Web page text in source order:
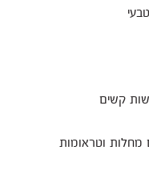
קשים
מחלות וטראומות